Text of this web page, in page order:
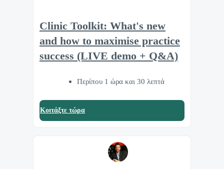
Clinic Toolkit: What's new
and how to maximise practice
success (LIVE demo + Q&A)
Περίπου 1 ώρα και 30 λεπτά
Κοιτάξτε τώρα